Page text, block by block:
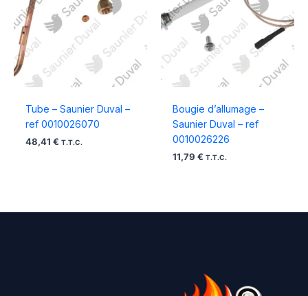
Tube – Saunier Duval –
ref 0010026070
48,41 € T.T.C.
Bougie d’allumage –
Saunier Duval – ref
0010026226
11,79 € T.T.C.